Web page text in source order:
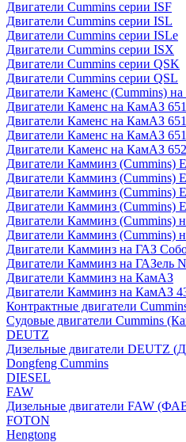
Двигатели Cummins серии ISF
Двигатели Cummins серии ISL
Двигатели Cummins серии ISLe
Двигатели Cummins серии ISX
Двигатели Cummins серии QSK
Двигатели Cummins серии QSL
Двигатели Каменс (Cummins) на
Двигатели Каменс на КамАЗ
Двигатели Каменс на КамАЗ
Двигатели Каменс на КамАЗ
Двигатели Каменс на КамАЗ
Двигатели Камминз (Cummins)
Двигатели Камминз (Cummins)
Двигатели Камминз (Cummins)
Двигатели Камминз (Cummins)
Двигатели Камминз (Cummins)
Двигатели Камминз (Cummins)
Двигатели Камминз на ГАЗ
Двигатели Камминз на ГАЗель
Двигатели Камминз на КамАЗ
Двигатели Камминз на КамАЗ
Контрактные двигатели
Судовые двигатели Cummins
DEUTZ
Дизельные двигатели DEUTZ
Dongfeng Cummins
DIESEL
FAW
Дизельные двигатели FAW
FOTON
Hengtong